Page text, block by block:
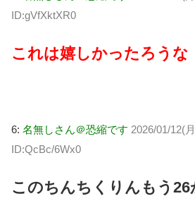
ID:gVfXktXR0
これは嬉しかったろうな
6: 名無しさん＠恐縮です 2026/01/12(
ID:QcBc/6Wx0
このちんちくりんもう26